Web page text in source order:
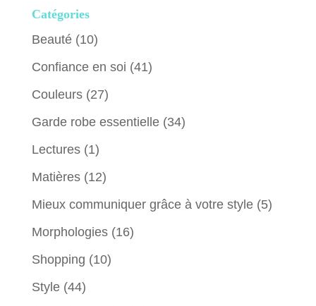
Catégories
Beauté(10)
Confiance en soi (41)
Couleurs(27)
Garde robe essentielle(34)
Lectures(1)
Matières(12)
Mieux communiquer grâce à votre style(5)
Morphologies(16)
Shopping (10)
Style(44)